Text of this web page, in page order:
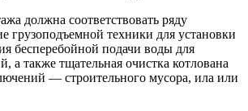
должна соответствовать ряду
грузоподъемной техники для установки
бесперебойной подачи воды для
а также тщательная очистка котлована
— строительного мусора, ила или